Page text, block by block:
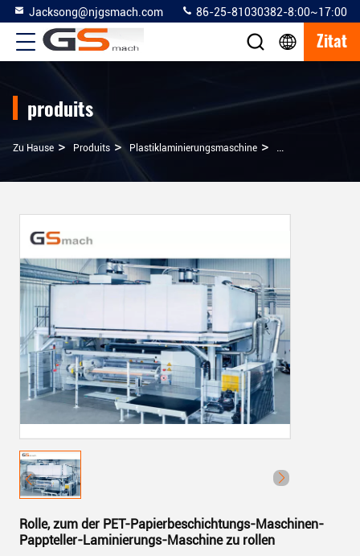
Jacksong@njgsmach.com 86-25-81030382-8:00~17:00
Zitat
produits
Zu Hause > Produits > Plastiklaminierungsmaschine > Rolle, Zum Der
Rolle, zum der PET-Papierbeschichtungs-Maschinen-
Pappteller-Laminierungs-Maschine zu rollen